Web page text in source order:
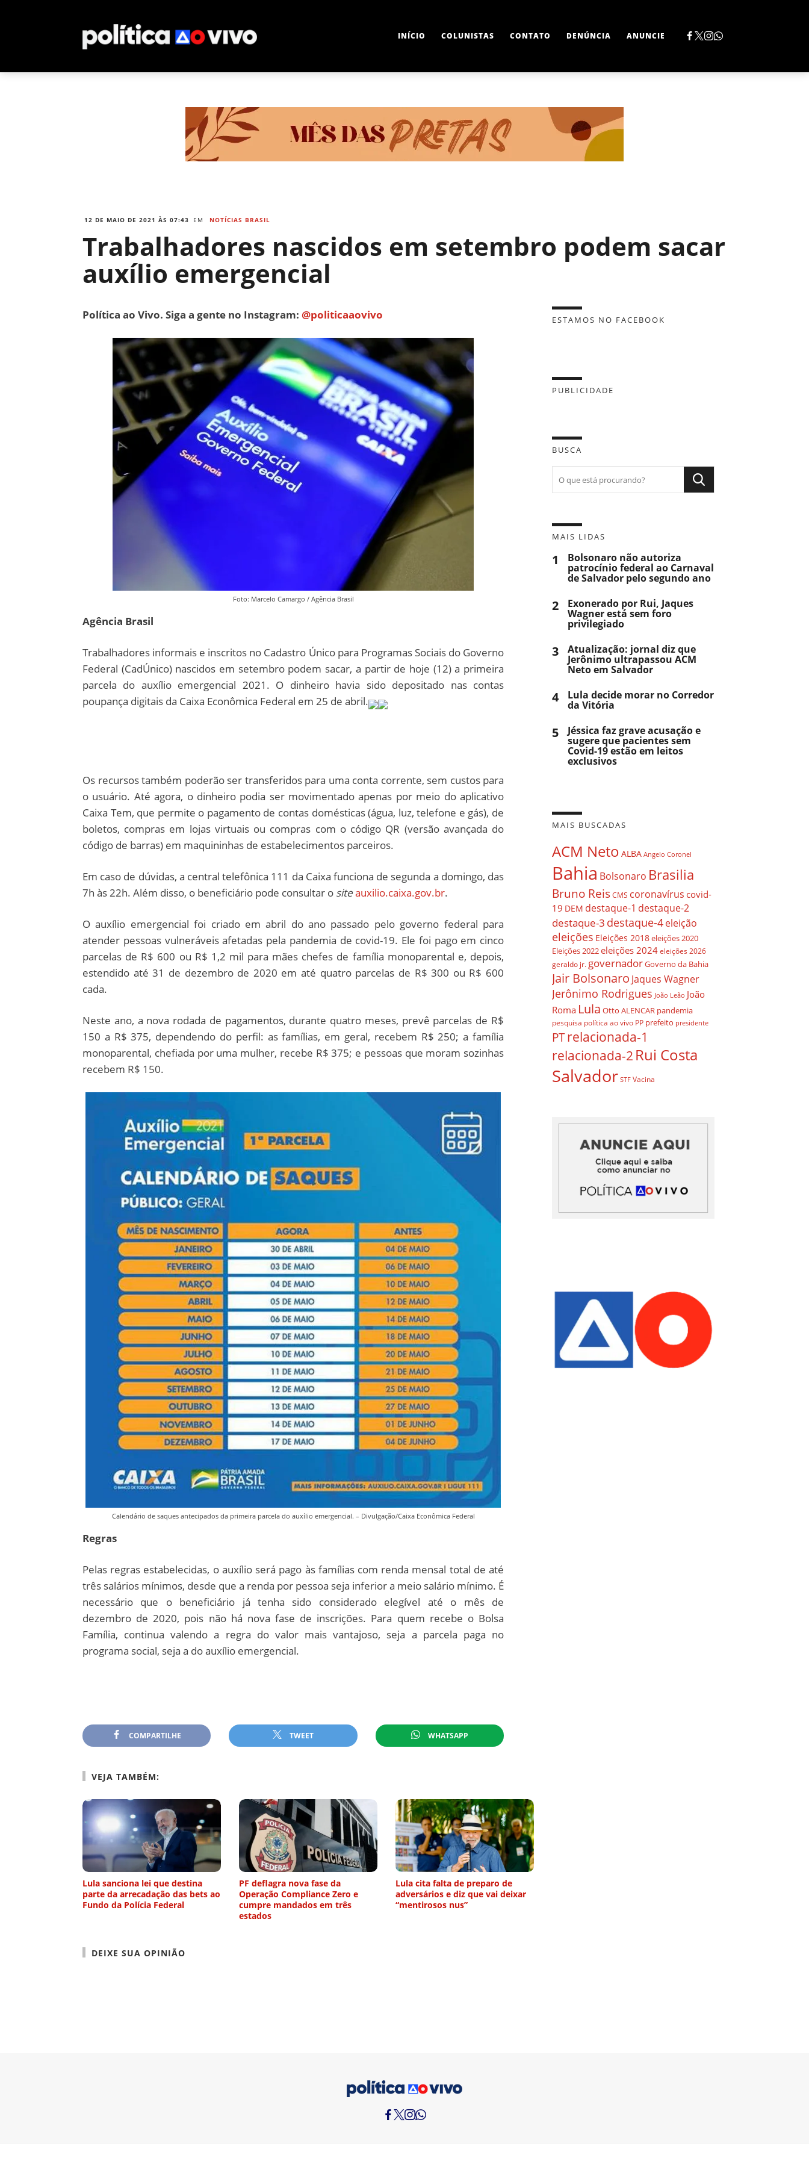
INÍCIO COLUNISTAS CONTATO DENÚNCIA ANUNCIE
12 DE MAIO DE 2021 ÀS 07:43 EM NOTÍCIAS BRASIL
Trabalhadores nascidos em setembro podem sacar
auxílio emergencial
Política ao Vivo. Siga a gente no Instagram: @politicaaovivo
Foto: Marcelo Camargo / Agência Brasil
Agência Brasil
Trabalhadores informais e inscritos no Cadastro Único para Programas Sociais do Governo
Federal (CadÚnico) nascidos em setembro podem sacar, a partir de hoje (12) a primeira
parcela do auxílio emergencial 2021. O dinheiro havia sido depositado nas contas
poupança digitais da Caixa Econômica Federal em 25 de abril.
Os recursos também poderão ser transferidos para uma conta corrente, sem custos para
o usuário. Até agora, o dinheiro podia ser movimentado apenas por meio do aplicativo
Caixa Tem, que permite o pagamento de contas domésticas (água, luz, telefone e gás), de
boletos, compras em lojas virtuais ou compras com o código QR (versão avançada do
código de barras) em maquininhas de estabelecimentos parceiros.
Em caso de dúvidas, a central telefônica 111 da Caixa funciona de segunda a domingo, das
7h às 22h. Além disso, o beneficiário pode consultar o siteauxilio.caixa.gov.br.
O auxílio emergencial foi criado em abril do ano passado pelo governo federal para
atender pessoas vulneráveis afetadas pela pandemia de covid-19. Ele foi pago em cinco
parcelas de R$ 600 ou R$ 1,2 mil para mães chefes de família monoparental e, depois,
estendido até 31 de dezembro de 2020 em até quatro parcelas de R$ 300 ou R$ 600
cada.
Neste ano, a nova rodada de pagamentos, durante quatro meses, prevê parcelas de R$
150 a R$ 375, dependendo do perfil: as famílias, em geral, recebem R$ 250; a família
monoparental, chefiada por uma mulher, recebe R$ 375; e pessoas que moram sozinhas
recebem R$ 150.
Calendário de saques antecipados da primeira parcela do auxílio emergencial. – Divulgação/Caixa Econômica Federal
Regras
Pelas regras estabelecidas, o auxílio será pago às famílias com renda mensal total de até
três salários mínimos, desde que a renda por pessoa seja inferior a meio salário mínimo. É
necessário que o beneficiário já tenha sido considerado elegível até o mês de
dezembro de 2020, pois não há nova fase de inscrições. Para quem recebe o Bolsa
Família, continua valendo a regra do valor mais vantajoso, seja a parcela paga no
programa social, seja a do auxílio emergencial.
COMPARTILHE TWEET WHATSAPP
VEJA TAMBÉM:
Lula sanciona lei que destina
parte da arrecadação das bets ao
Fundo da Polícia Federal
PF deflagra nova fase da
Operação Compliance Zero e
cumpre mandados em três
estados
Lula cita falta de preparo de
adversários e diz que vai deixar
“mentirosos nus”
DEIXE SUA OPINIÃO
ESTAMOS NO FACEBOOK
PUBLICIDADE
BUSCA
MAIS LIDAS
1 Bolsonaro não autoriza
patrocínio federal ao Carnaval
de Salvador pelo segundo ano
2 Exonerado por Rui, Jaques
Wagner está sem foro
privilegiado
3 Atualização: jornal diz que
Jerônimo ultrapassou ACM
Neto em Salvador
4 Lula decide morar no Corredor
da Vitória
5 Jéssica faz grave acusação e
sugere que pacientes sem
Covid-19 estão em leitos
exclusivos
MAIS BUSCADAS
ACM Neto ALBA Angelo Coronel
Bahia Bolsonaro Brasilia
Bruno ReisCMS coronavírus covid-
19 DEM destaque-1 destaque-2
destaque-3 destaque-4eleição
eleições Eleições 2018eleições 2020
Eleições 2022eleições 2024 eleições 2026
geraldo jr. governadorGoverno da Bahia
Jair Bolsonaro Jaques Wagner
Jerônimo Rodrigues João Leão João
Roma Lula Otto ALENCAR pandemia
pesquisa política ao vivo PP prefeito presidente
PTrelacionada-1
relacionada-2 Rui Costa
Salvador STF Vacina